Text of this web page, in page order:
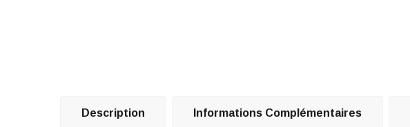
Description Informations Complémentaires